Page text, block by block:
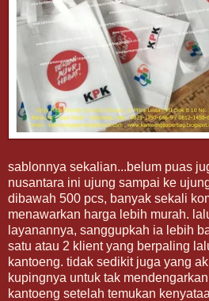
sablonnya sekalian...belum puas
nusantara ini ujung sampai ke
dibawah 500 pcs, banyak sekali
menawarkan harga lebih murah.
layanannya, sanggupkah ia lebih
satu atau 2 klient yang berpaling
kantoeng. tidak sedikit juga yang
kupingnya untuk tak
kantoeng setelah temukan